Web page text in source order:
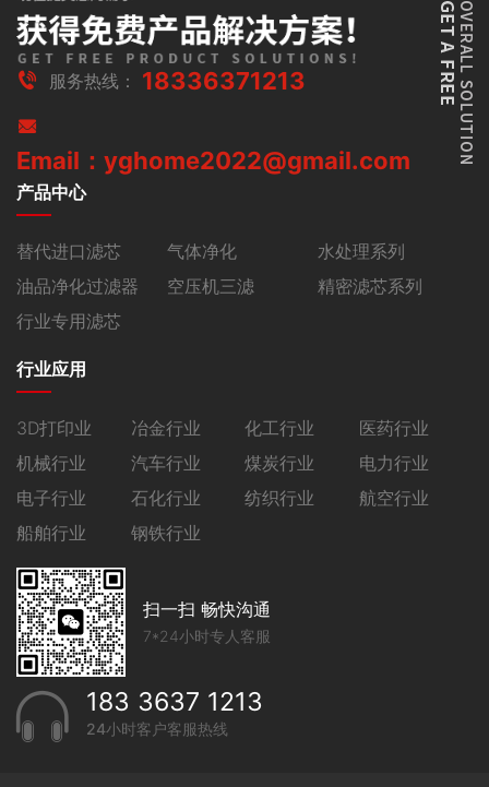
服务热线： 18336371213
Email：yghome2022@gmail.com
产品中心
替代进口滤芯 气体净化
水处理系列
油品净化过滤器
空压机三滤
精密滤芯系列
行业专用滤芯
行业应用
3D打印业 冶金行业 化工行业
医药行业
机械行业
汽车行业 煤炭行业
电力行业
电子行业
石化行业 纺织行业
航空行业
船舶行业
钢铁行业
扫一扫 畅快沟通
7*24小时专人客服
183 3637 1213
24小时客户客服热线